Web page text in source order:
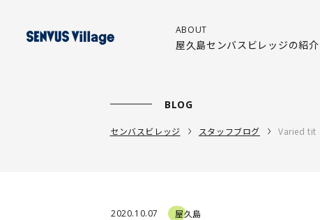
ABOUT
屋久島センバスビレッジの紹介
BLOG
センバスビレッジ スタッフブログ Varied tit
2020.10.07 屋久島